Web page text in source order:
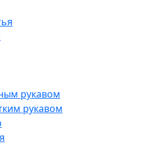
рукавом
рукавом